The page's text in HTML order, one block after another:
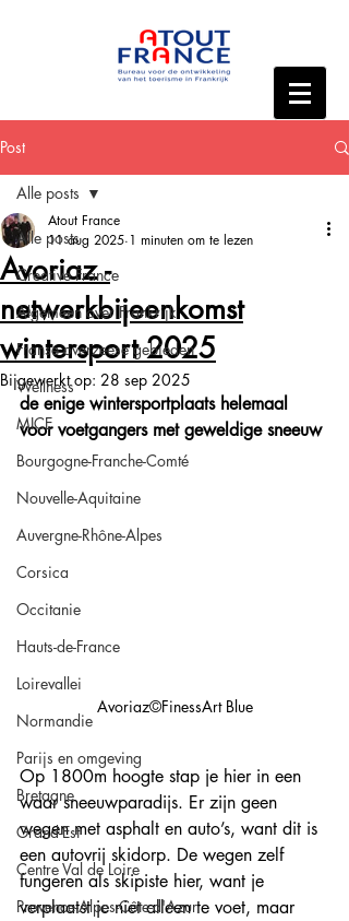
Post
Alle posts
Creative France
Algemeen over Frankrijk
Franse overzeese gebieden
Wellness
MICE
Bourgogne-Franche-Comté
Nouvelle-Aquitaine
Auvergne-Rhône-Alpes
Corsica
Occitanie
Hauts-de-France
Loirevallei
Normandie
Parijs en omgeving
Bretagne
Grand-Est
Centre Val de Loire
Provence-Alpes-Côte-d'Azur
Alle posts
Avoriaz -
netwerkbijeenkomst
wintersport 2025
Atout France
11 aug 2025 1 minuten om te lezen
Bijgewerkt op: 28 sep 2025
de enige wintersportplaats helemaal
voor voetgangers met geweldige sneeuw
Avoriaz©FinessArt Blue
Op 1800m hoogte stap je hier in een
waar sneeuwparadijs. Er zijn geen
wegen met asphalt en auto’s, want dit is
een autovrij skidorp. De wegen zelf
fungeren als skipiste hier, want je
verplaatst je niet alleen te voet, maar